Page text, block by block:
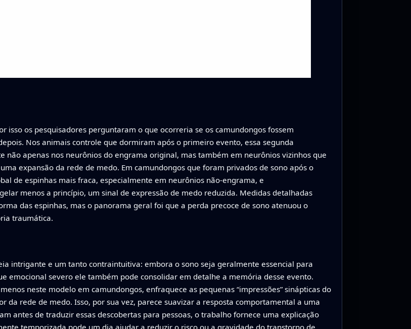
isso os pesquisadores perguntaram o que ocorreria se os camundongos fossem
Nos animais controle que dormiram após o primeiro evento, essa segunda
não apenas nos neurônios do engrama original, mas também em neurônios vizinhos que
expansão da rede de medo. Em camundongos que foram privados de sono após o
de espinhas mais fraca, especialmente em neurônios não‑engrama, e
menos a princípio, um sinal de expressão de medo reduzida. Medidas detalhadas
das espinhas, mas o panorama geral foi que a perda precoce de sono atenuou o
traumática.
intrigante e um tanto contraintuitiva: embora o sono seja geralmente essencial para
emocional severo ele também pode consolidar em detalhe a memória desse evento.
neste modelo em camundongos, enfraquece as pequenas “impressões” sinápticas do
rede de medo. Isso, por sua vez, parece suavizar a resposta comportamental a uma
antes de traduzir essas descobertas para pessoas, o trabalho fornece uma explicação
temporizada pode um dia ajudar a reduzir o risco ou a gravidade do transtorno de